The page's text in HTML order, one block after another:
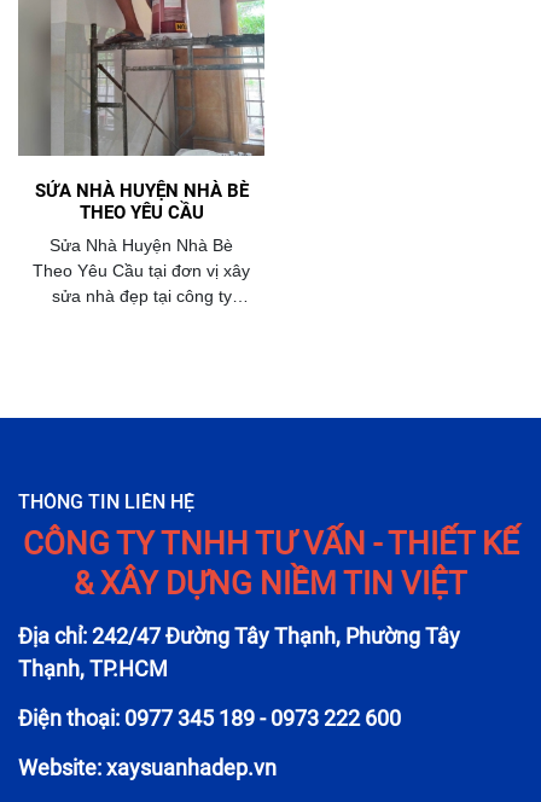
SỬA NHÀ HUYỆN NHÀ BÈ
THEO YÊU CẦU
Sửa Nhà Huyện Nhà Bè
Theo Yêu Cầu tại đơn vị xây
sửa nhà đẹp tại công ty
THÔNG TIN LIÊN HỆ
CÔNG TY TNHH TƯ VẤN - THIẾT KẾ
& XÂY DỰNG NIỀM TIN VIỆT
Địa chỉ: 242/47 Đường Tây Thạnh, Phường Tây
Thạnh, TP.HCM
Điện thoại: 0977 345 189 - 0973 222 600
Website: xaysuanhadep.vn